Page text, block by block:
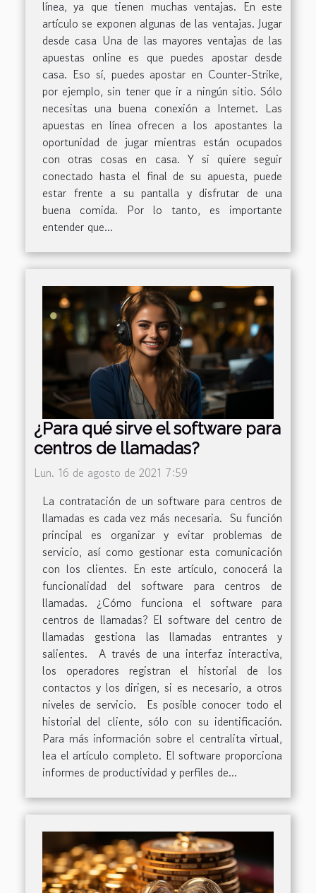
línea, ya que tienen muchas ventajas. En este
artículo se exponen algunas de las ventajas. Jugar
desde casa Una de las mayores ventajas de las
apuestas online es que puedes apostar desde
casa. Eso sí, puedes apostar en Counter-Strike,
por ejemplo, sin tener que ir a ningún sitio. Sólo
necesitas una buena conexión a Internet. Las
apuestas en línea ofrecen a los apostantes la
oportunidad de jugar mientras están ocupados
con otras cosas en casa. Y si quiere seguir
conectado hasta el final de su apuesta, puede
estar frente a su pantalla y disfrutar de una
buena comida. Por lo tanto, es importante
entender que...
¿Para qué sirve el software para
centros de llamadas?
Lun. 16 de agosto de 2021 7:59
La contratación de un software para centros de
llamadas es cada vez más necesaria. Su función
principal es organizar y evitar problemas de
servicio, así como gestionar esta comunicación
con los clientes. En este artículo, conocerá la
funcionalidad del software para centros de
llamadas. ¿Cómo funciona el software para
centros de llamadas? El software del centro de
llamadas gestiona las llamadas entrantes y
salientes. A través de una interfaz interactiva,
los operadores registran el historial de los
contactos y los dirigen, si es necesario, a otros
niveles de servicio. Es posible conocer todo el
historial del cliente, sólo con su identificación.
Para más información sobre el centralita virtual,
lea el artículo completo. El software proporciona
informes de productividad y perfiles de...